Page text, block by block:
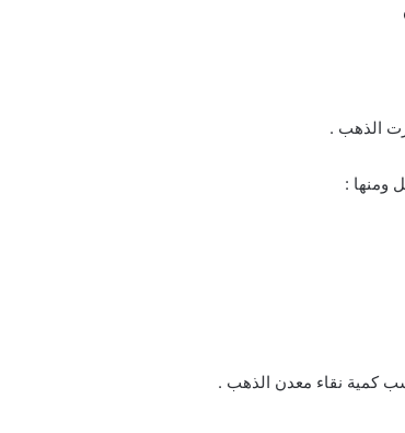
الذهب .
ومنها :
كمية نقاء معدن الذهب .